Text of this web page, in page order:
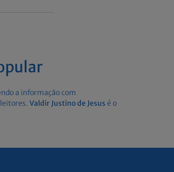
a informação com
Valdir Justino de Jesus é o